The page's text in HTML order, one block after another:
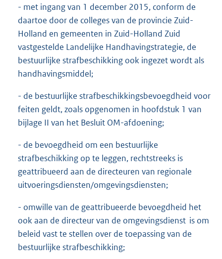
- met ingang van 1 december 2015, conform de
daartoe door de colleges van de provincie Zuid-
Holland en gemeenten in Zuid-Holland Zuid
vastgestelde Landelijke Handhavingstrategie, de
bestuurlijke strafbeschikking ook ingezet wordt als
handhavingsmiddel;
- de bestuurlijke strafbeschikkingsbevoegdheid voor
feiten geldt, zoals opgenomen in hoofdstuk 1 van
bijlage II van het Besluit OM-afdoening;
- de bevoegdheid om een bestuurlijke
strafbeschikking op te leggen, rechtstreeks is
geattribueerd aan de directeuren van regionale
uitvoeringsdiensten/omgevingsdiensten;
- omwille van de geattribueerde bevoegdheid het
ook aan de directeur van de omgevingsdienst is om
beleid vast te stellen over de toepassing van de
bestuurlijke strafbeschikking;